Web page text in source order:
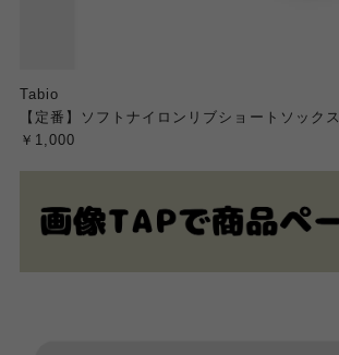
Tabio
【定番】ソフトナイロンリブショートソックス
￥1,000